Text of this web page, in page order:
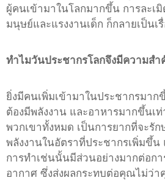
ผู้คนเข้ามาในโลกมากขึ้น การละเ
มนุษย์และแรงงานเด็ก ก็กลายเป็นเ
ทำไมวันประชากรโลกจึงมีความส
ยิ่งมีคนเพิ่มเข้ามาในประชากรมาก
ต้องมีพลังงาน และอาหารมากขึ้นเ
พวกเขาทั้งหมด เป็นการยากที่จะรั
พลังงานในอัตราที่ประชากรเพิ่มขึ้
การทำเช่นนั้นมีส่วนอย่างมากต่อก
อากาศ ซึ่งส่งผลกระทบต่อคุณไม่ว่